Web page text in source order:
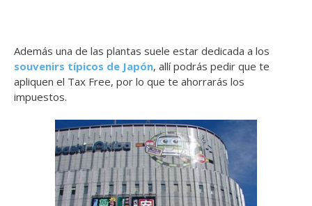
Además una de las plantas suele estar dedicada a los
souvenirs típicos de Japón, allí podrás pedir que te
apliquen el Tax Free, por lo que te ahorrarás los
impuestos.